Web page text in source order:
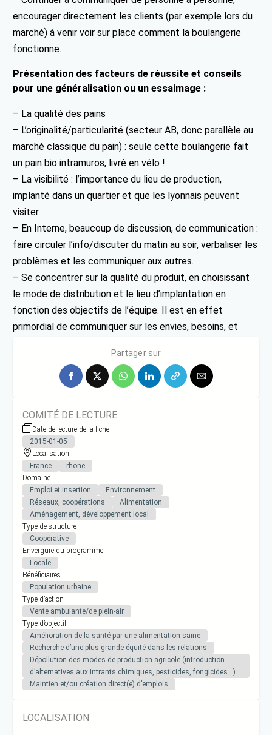
encourager directement les clients (par exemple lors du
marché) à venir voir sur place comment la boulangerie
fonctionne.
Présentation des facteurs de réussite et conseils
pour une généralisation ou un essaimage :
– La qualité des pains
– L’originalité/particularité (secteur AB, donc parallèle au
marché classique du pain) : seule cette boulangerie fait
un pain bio intramuros, livré en vélo !
– La visibilité : l’importance du lieu de production,
implanté dans un quartier et que les lyonnais peuvent
visiter.
– En Interne, beaucoup de discussion, de communication :
faire circuler l’info/discuter du matin au soir, verbaliser les
problèmes et les communiquer aux autres.
– Se concentrer sur la qualité du produit, en choisissant
le mode de distribution et le lieu d’implantation en
fonction des objectifs de l’équipe. Il est en effet
primordial de communiquer sur les envies, besoins, et
Partager sur
COMITÉ DE LECTURE
Date de lecture de la fiche
2015-01-05
Localisation
France
rhone
Domaine
Emploi et insertion
Environnement
Réseaux, coopérations
Alimentation
Aménagement, développement local
Type de structure
Coopérative
Envergure du programme
Locale
Bénéficiaires
Population urbaine
Type d’action
Vente ambulante/de plein-air
Type d’objectif
Amélioration de la santé par une alimentation saine
Recherche d’une plus grande équité dans les relations
Dépollution des modes de production agricole (introduction
d’alternatives aux intrants chimiques, pesticides, fongicides…)
Maintien et/ou création direct(e) d’emplois
LOCALISATION